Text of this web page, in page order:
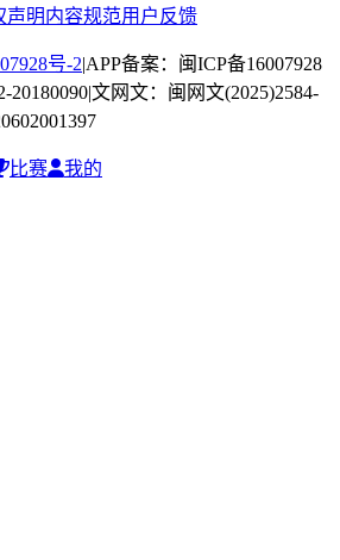
声明内容规范用户反馈
号-2|APP备案：闽ICP备16007928
20180090|文网文：闽网文(2025)2584-
比赛 我的